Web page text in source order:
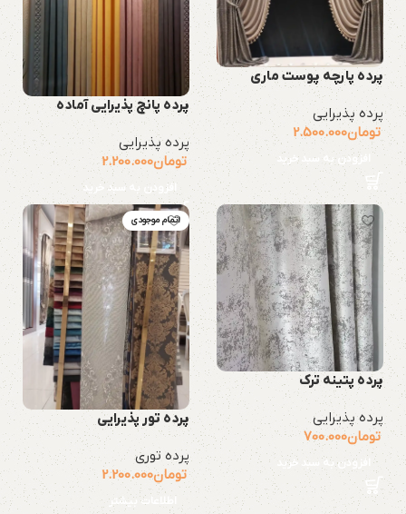
پرده پارچه پوست ماری
پرده پذیرایی
تومان2.500.000
افزودن به سبد خرید
پرده پانچ پذیرایی آماده
پرده پذیرایی
تومان2.200.000
افزودن به سبد خرید
پرده پتینه ترک
پرده پذیرایی
تومان700.000
افزودن به سبد خرید
اتمام موجودی
پرده تور پذیرایی
پرده توری
تومان2.200.000
اطلاعات بیشتر